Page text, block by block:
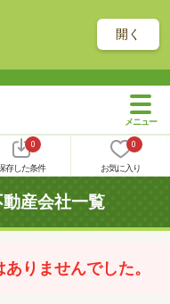
開く
0
存した条件
0
お気に入り
産会社一覧
りませんでした。